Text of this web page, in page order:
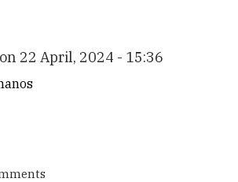
on 22 April, 2024 - 15:36